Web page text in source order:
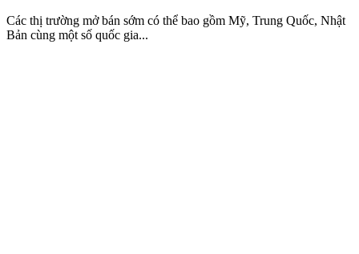
Các thị trường mở bán sớm có thể bao gồm Mỹ, Trung Quốc, Nhật
Bản cùng một số quốc gia...